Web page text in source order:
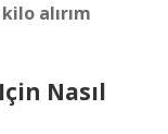
alırım
Nasıl